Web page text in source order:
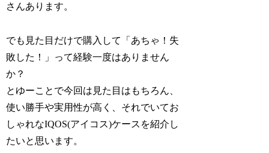
さんあります。
でも見た目だけで購入して「あちゃ！失
敗した！」って経験一度はありません
か？
とゆーことで今回は見た目はもちろん、
使い勝手や実用性が高く、それでいてお
しゃれなIQOS(アイコス)ケースを紹介し
たいと思います。